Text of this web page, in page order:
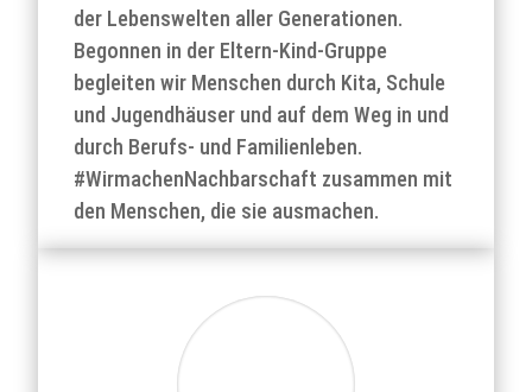
der Lebenswelten aller Generationen.
Begonnen in der Eltern-Kind-Gruppe
begleiten wir Menschen durch Kita, Schule
und Jugendhäuser und auf dem Weg in und
durch Berufs- und Familienleben.
#WirmachenNachbarschaft zusammen mit
den Menschen, die sie ausmachen.